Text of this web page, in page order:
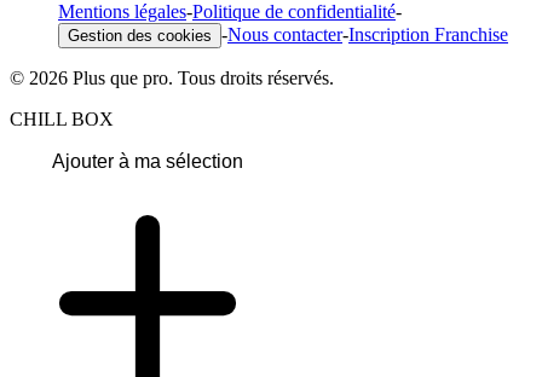
Mentions légales-Politique de confidentialité-
Gestion des cookies -Nous contacter-Inscription Franchise
© 2026 Plus que pro. Tous droits réservés.
CHILL BOX
Ajouter à ma sélection